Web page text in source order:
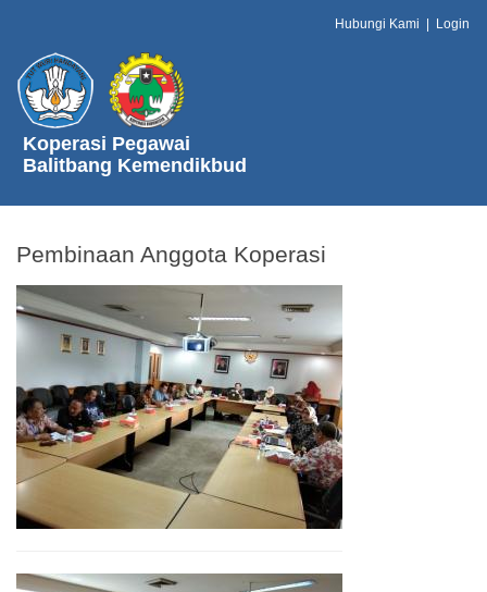
Hubungi Kami Login
Koperasi Pegawai
Balitbang Kemendikbud
Pembinaan Anggota Koperasi